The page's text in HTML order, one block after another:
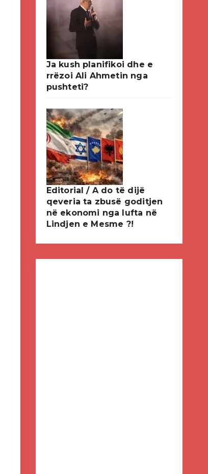
Ja kush planifikoi dhe e
rrëzoi Ali Ahmetin nga
pushteti?
Editorial / A do të dijë
qeveria ta zbusë goditjen
në ekonomi nga lufta në
Lindjen e Mesme ?!